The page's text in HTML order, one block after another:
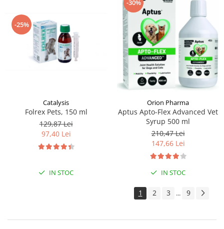
-25%
Catalysis
Folrex Pets, 150 ml
129,87 Lei
97,40 Lei
IN STOC
-30%
Orion Pharma
Aptus Apto-Flex Advanced Vet
Syrup 500 ml
210,47 Lei
147,66 Lei
IN STOC
1 2 3 ... 9